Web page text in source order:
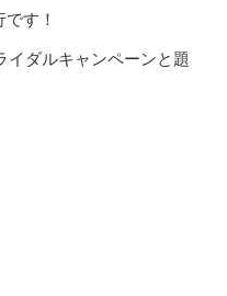
す！
イダルキャンペーンと題